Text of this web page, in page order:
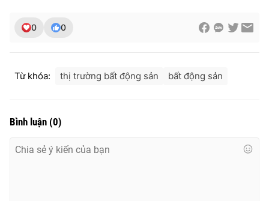
0 0
Từ khóa: thị trường bất động sản bất động sản
Bình luận (0)